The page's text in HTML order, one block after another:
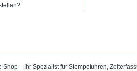
Shop – Ihr Spezialist für Stempeluhren,